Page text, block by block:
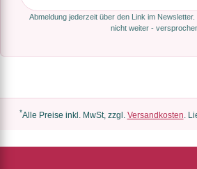
Abmeldung jederzeit über den Link im
nicht weiter -
*Alle Preise inkl. MwSt, zzgl. Versandkosten.